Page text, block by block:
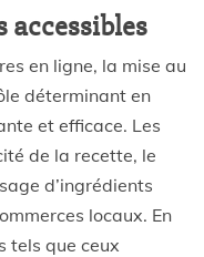
accessibles
en ligne, la mise au
déterminant en
et efficace. Les
de la recette, le
d’ingrédients
locaux. En
tels que ceux